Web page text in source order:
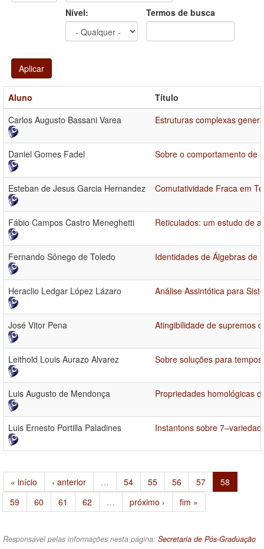
Nível: Termos de busca
Aplicar
Aluno
Título
Carlos Augusto Bassani Varea
Estruturas complexas
Daniel Gomes Fadel Sobre o comportamento de
Esteban de Jesus Garcia Hernandez Comutatividade Fraca em
Fábio Campos Castro Meneghetti Reticulados: um estudo de
Fernando Sônego de Toledo Identidades de Álgebras de
Heraclio Ledgar López Lázaro Análise Assintótica para
José Vitor Pena Atingibilidade de supremos
Leithold Louis Aurazo Alvarez Sobre soluções para
Luis Augusto de Mendonça Propriedades homológicas
Luis Ernesto Portilla Paladines Instantons sobre
« início ‹ anterior … 54 55 56 57
58
59
60 61 62 … próximo › fim »
Responsável pelas informações nesta página: Secretaria de Pós-Graduação